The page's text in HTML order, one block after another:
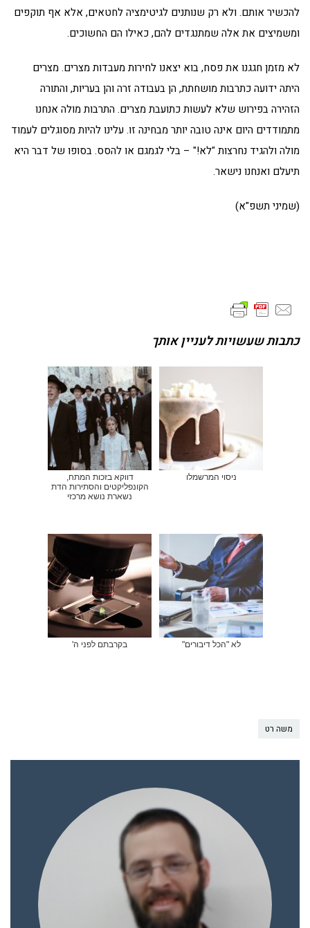
להכשיר אותם. ולא רק שנותנים לגיטימציה לחטאים, אלא אף תוקפים
ומשמיצים את אלה שמתנגדים להם, כאילו הם החשוכים.
לא מזמן חגגנו את פסח, בוא יצאנו לחירות מעבדות מצרים. מצרים
היתה ידועה כתרבות מושחתת, הן בעבודה זרה והן בעריות, והתורה
הזהירה בפירוש שלא לעשות כתועבת מצרים. התרבות מולה אנחנו
מתמודדים היום אינה טובה יותר מבחינה זו. עלינו להיות מסוגלים לעמוד
מולה ולהגיד נחרצות "לא!" – בלי לגמגם או להסס. בסופו של דבר היא
תיעלם ואנחנו נישאר.
(שמיני תשפ"א)
כתבות שעשויות לעניין אותך
ניסוי המרשמלו
דווקא בזכות המתח,
הקונפליקטים והסתירות הדת
נשארת נושא מרכזי
לא "הכל דיבורים" בקרבתם לפני ה'
משה רט